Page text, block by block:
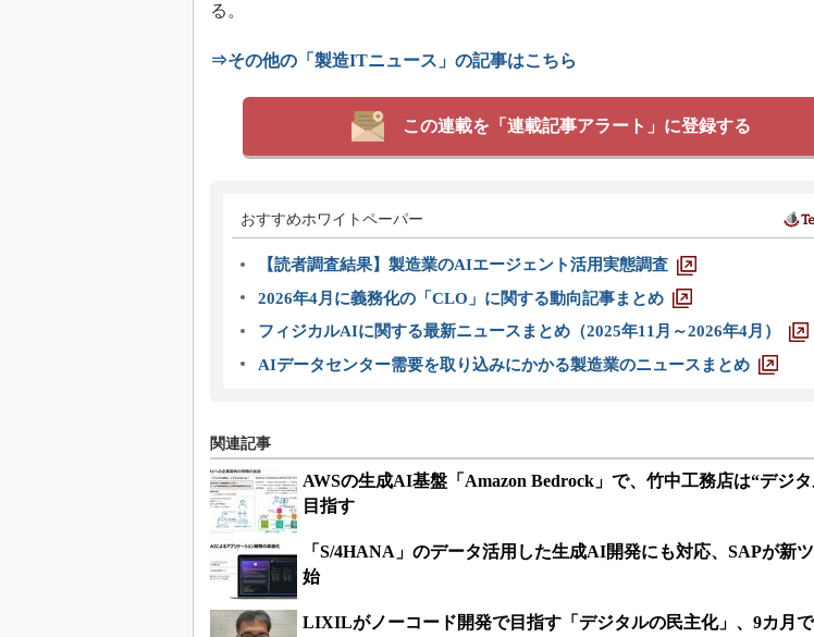
る。
⇒その他の「製造ITニュース」の記事はこちら
この連載を「連載記事アラート」に登録する
おすすめホワイトペーパー
【読者調査結果】製造業のAIエージェント活用実態調査
2026年4月に義務化の「CLO」に関する動向記事まとめ
フィジカルAIに関する最新ニュースまとめ（2025年11月～2026年4月）
AIデータセンター需要を取り込みにかかる製造業のニュースまとめ
関連記事
AWSの生成AI基盤「Amazon Bedrock」で、竹中工務店は“デジ
目指す
「S/4HANA」のデータ活用した生成AI開発にも対応、SAPが新
始
LIXILがノーコード開発で目指す「デジタルの民主化」、9カ月で